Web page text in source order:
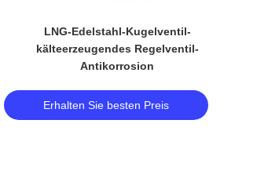
LNG-Edelstahl-Kugelventil-
kälteerzeugendes Regelventil-
Antikorrosion
Erhalten Sie besten Preis